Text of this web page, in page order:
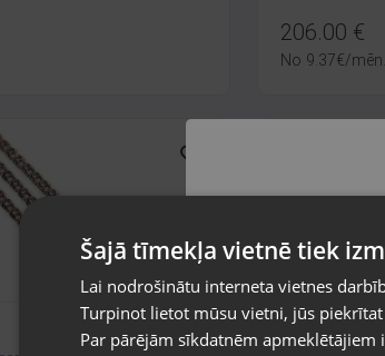
206.00 €
No 9.37€/mēn.
Zelta Ķēde
valsti
Vietnes
Valsts
Šajā tīmekļa vietnē tiek
Lai nodrošinātu interneta vietnes
Turpinot lietot mūsu vietni, jūs
Par pārējām sīkdatnēm apmeklētājiem